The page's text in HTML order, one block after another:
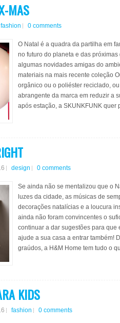
MAS
fashion 0 comments
O Natal é a quadra da partilha em
no futuro do planeta e das
algumas novidades amigas do
materiais na mais recente coleção
orgânico ou o poliéster reciclado,
abrangente da marca em reduzir a
após estação, a SKUNKFUNK quer
design 0 comments
Se ainda não se mentalizou que o
luzes da cidade, as músicas de
decorações natalícias e a loucura
ainda não foram convincentes o
continuar a dar sugestões para que
ajude a sua casa a entrar também!
graúdos, a H&M Home tem tudo o
KIDS
fashion 0 comments